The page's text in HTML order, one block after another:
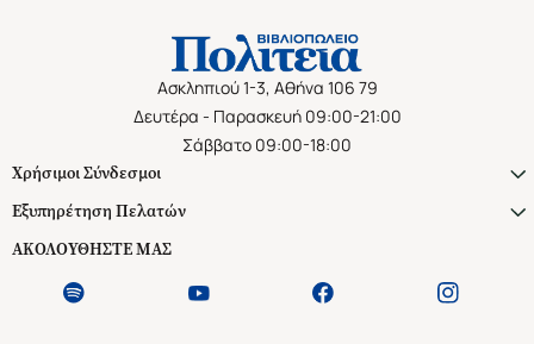
Ασκληπιού 1-3, Αθήνα 106 79
Δευτέρα - Παρασκευή 09:00-21:00
Σάββατο 09:00-18:00
Χρήσιμοι Σύνδεσμοι
Εξυπηρέτηση Πελατών
ΑΚΟΛΟΥΘΗΣΤΕ ΜΑΣ